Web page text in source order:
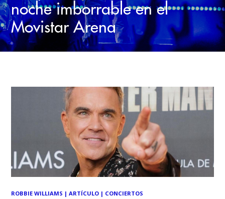
de escuchar en el primer
semestre de 2026
ROBBIE WILLIAMS |ARTÍCULO | CONCIERTOS